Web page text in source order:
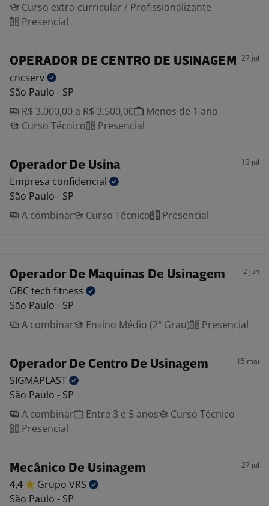
Curso extra-curricular / Profissionalizante
Presencial
OPERADOR DE CENTRO DE USINAGEM 27 jul
cncserv
São Paulo - SP
R$ 3.000,00 a R$ 3.500,00
Menos de 1 ano
Curso Técnico
Presencial
Operador De Usina 13 jul
Empresa confidencial
São Paulo - SP
A combinar
Curso Técnico Presencial
Operador De Maquinas De Usinagem 2 jun
GBC tech fitness
São Paulo - SP
A combinar
Ensino Médio (2º Grau) Presencial
Operador De Centro De Usinagem 15 mai
SIGMAPLAST
São Paulo - SP
A combinar
Entre 3 e 5 anos
Curso Técnico
Presencial
Mecânico De Usinagem 27 jul
4,4 Grupo VRS
São Paulo - SP